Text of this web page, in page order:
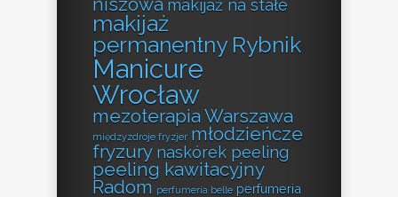
makijaż na stałe
makijaż
permanentny Rybnik
Manicure
Wrocław
mezoterapia Warszawa
międzyzdroje fryzjer młodzieńcze
fryzury naskórek peeling
peeling kawitacyjny
Radom perfumeria belle perfumeria